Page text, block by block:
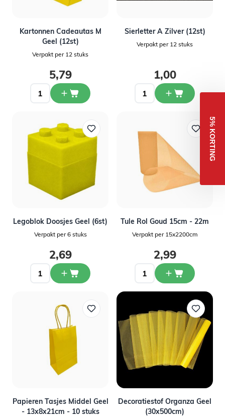
Kartonnen Cadeautas M
Geel (12st)
Verpakt per 12 stuks
5,79
Sierletter A Zilver (12st)
Verpakt per 12 stuks
1,00
Legoblok Doosjes Geel (6st)
Verpakt per 6 stuks
2,69
Tule Rol Goud 15cm - 22m
Verpakt per 15x2200cm
2,99
Papieren Tasjes Middel Geel
- 13x8x21cm - 10 stuks
Decoratiestof Organza Geel
(30x500cm)
5% KORTING